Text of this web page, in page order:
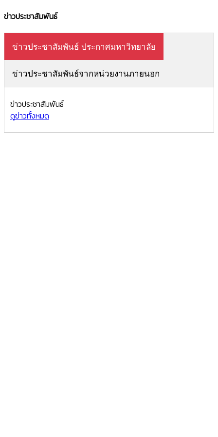
ข่าวประชาสัมพันธ์
ข่าวประชาสัมพันธ์ ประกาศมหาวิทยาลัย
ข่าวประชาสัมพันธ์จากหน่วยงานภายนอก
ข่าวประชาสัมพันธ์
ดูข่าวทั้งหมด